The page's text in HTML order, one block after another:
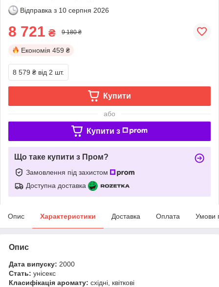
Відправка з 10 серпня 2026
8 721 ₴ 9 180 ₴
Економія 459 ₴
8 579 ₴ від 2 шт.
Купити
або
Купити з
Що таке купити з Пром?
Замовлення під захистом
Доступна доставка
Опис Характеристики Доставка Оплата Умови
Опис
Дата випуску: 2000
Стать: унісекс
Класифікація аромату: східні, квіткові